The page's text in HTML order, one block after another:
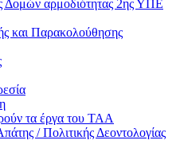
Δομών αρμοδιότητας 2ης ΥΠΕ
και Παρακολούθησης
τα έργα του ΤΑΑ
/ Πολιτικής Δεοντολογίας